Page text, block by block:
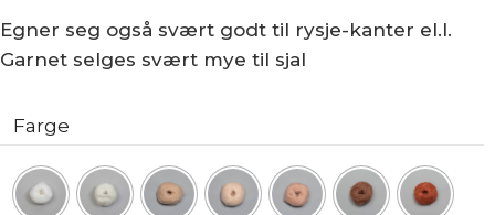
Egner seg også svært godt til rysje-kanter el.l.
Garnet selges svært mye til sjal
Farge